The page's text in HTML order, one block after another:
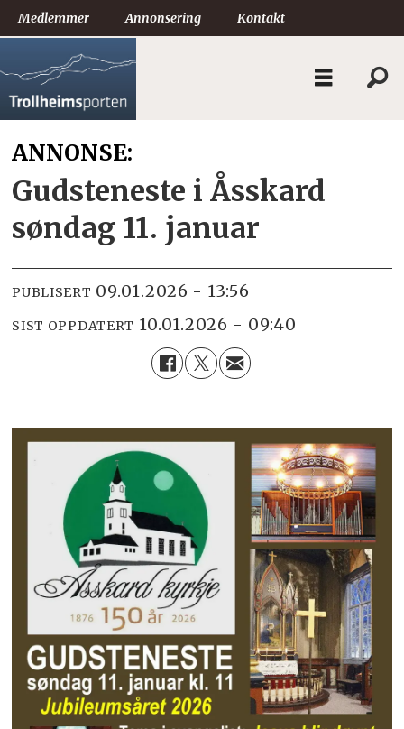
Medlemmer Annonsering Kontakt
ANNONSE:
Gudsteneste i Åsskard
søndag 11. januar
PUBLISERT 09.01.2026 - 13:56
SIST OPPDATERT 10.01.2026 - 09:40